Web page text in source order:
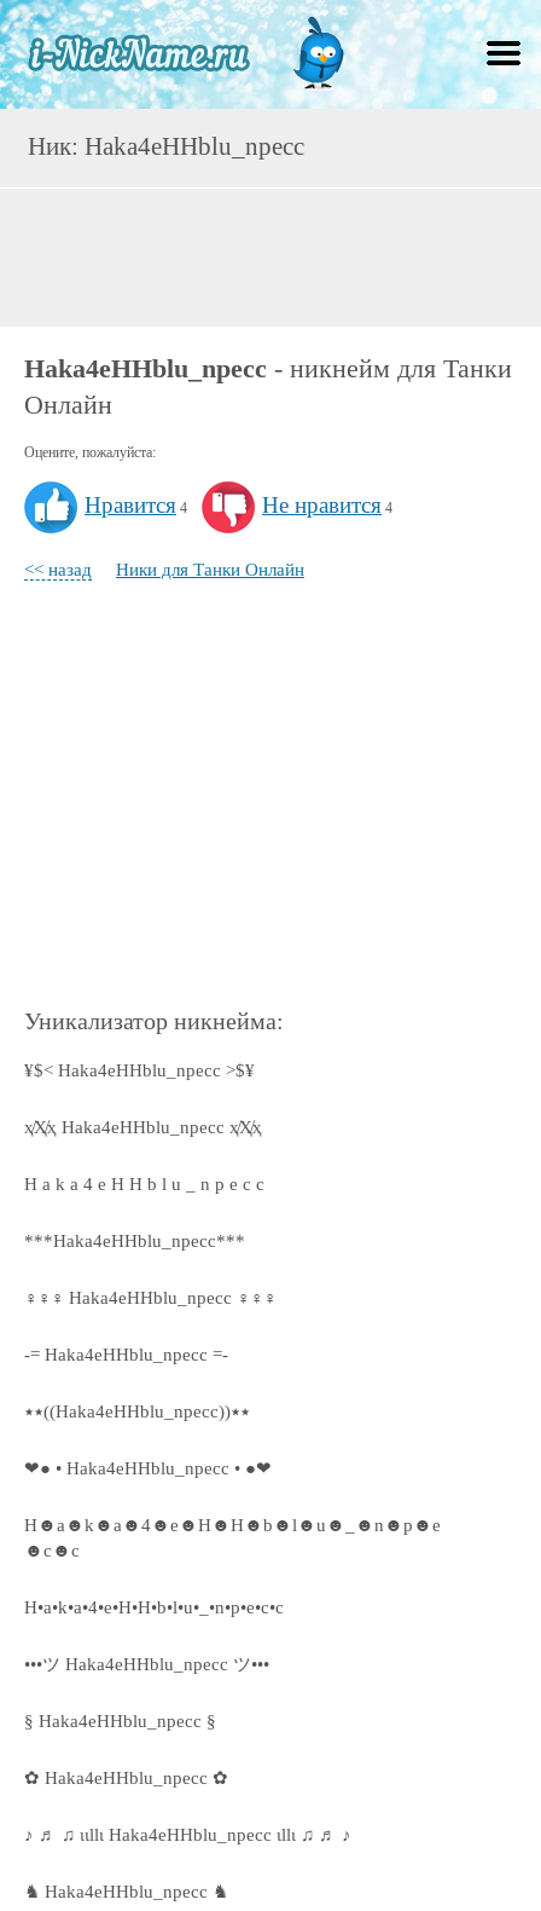
Ник: Haka4eHHblu_npecc
Haka4eHHblu_npecc - никнейм для Танки
Онлайн
Оцените, пожалуйста:
Нравится 4 Не нравится 4
<< назад Ники для Танки Онлайн
Уникализатор никнейма:
¥$< Haka4eHHblu_npecc >$¥
ҳ̸Ҳ̸ҳ Haka4eHHblu_npecc ҳ̸Ҳ̸ҳ
H a k a 4 e H H b l u _ n p e c c
***Haka4eHHblu_npecc***
♀♀♀ Haka4eHHblu_npecc ♀♀♀
-= Haka4eHHblu_npecc =-
٭٭((Haka4eHHblu_npecc))٭٭
❤● • Haka4eHHblu_npecc • ●❤
H☻a☻k☻a☻4☻e☻H☻H☻b☻l☻u☻_☻n☻p☻e
☻c☻c
H•a•k•a•4•e•H•H•b•l•u•_•n•p•e•c•c
•••ツ Haka4eHHblu_npecc ツ•••
§ Haka4eHHblu_npecc §
✿ Haka4eHHblu_npecc ✿
♪ ♬ ♫ ιιllι Haka4eHHblu_npecc ιllι ♫ ♬ ♪
♞ Haka4eHHblu_npecc ♞